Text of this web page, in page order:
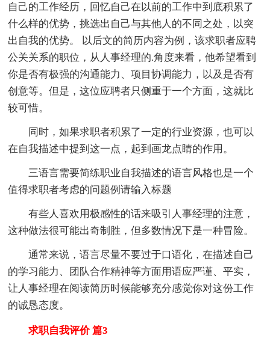
自己的工作经历，回忆自己在以前的工作中到底积累了
什么样的优势，挑选出自己与其他人的不同之处，以突
出自我的优势。 以后文的简历内容为例，该求职者应聘
公关关系的职位，从人事经理的.角度来看，他希望看到
你是否有极强的沟通能力、项目协调能力，以及是否有
创意等。但是，这位应聘者只侧重于一个方面，这就比
较可惜。
同时，如果求职者积累了一定的行业资源，也可以
在自我描述中提到这一点，起到画龙点睛的作用。
三语言需要简练职业自我描述的语言风格也是一个
值得求职者考虑的问题例请输入标题
有些人喜欢用极感性的话来吸引人事经理的注意，
这种做法很可能出奇制胜，但多数情况下是一种冒险。
通常来说，语言尽量不要过于口语化，在描述自己
的学习能力、团队合作精神等方面用语应严谨、平实，
让人事经理在阅读简历时候能够充分感觉你对这份工作
的诚恳态度。
求职自我评价 篇3